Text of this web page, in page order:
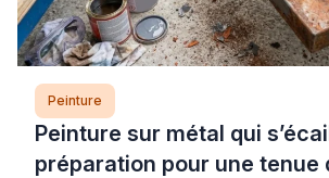
Peinture
Peinture sur métal qui
préparation pour une tenue